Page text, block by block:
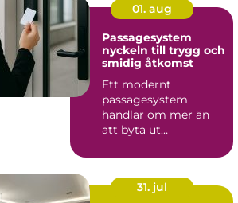
01. aug
Passagesystem
nyckeln till trygg och
smidig åtkomst
Ett modernt
passagesystem
handlar om mer än
att byta ut
en bricka eller mobil.
Rät...
31. jul